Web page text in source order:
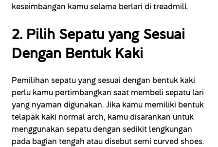
keseimbangan kamu selama berlari di treadmill.
2. Pilih Sepatu yang Sesuai
Dengan Bentuk Kaki
Pemilihan sepatu yang sesuai dengan bentuk kaki
perlu kamu pertimbangkan saat membeli sepatu lari
yang nyaman digunakan. Jika kamu memiliki bentuk
telapak kaki normal arch, kamu disarankan untuk
menggunakan sepatu dengan sedikit lengkungan
pada bagian tengah atau disebut semi curved shoes.